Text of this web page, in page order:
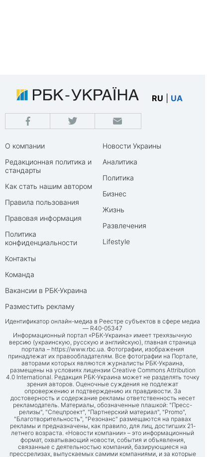
RU UA
О компании
Редакционная политика и
стандарты
Как стать нашим автором
Правила пользования
Правовая информация
Политика
конфиденциальности
Контакты
Команда
Вакансии в РБК-Украина
Разместить рекламу
Новости Украины
Аналитика
Политика
Бизнес
Жизнь
Развлечения
Lifestyle
Идентификатор онлайн-медиа в Реестре субъектов в сфере медиа
— R40-05347
Информационный портал «РБК-Украина» имеет трехязычную
версию (украинскую, русскую и английскую), главная страница
портала – https://www.rbc.ua. Фотографии, изображения
принадлежат их правообладателям. Все фотографии на Портале,
авторами которых являются журналисты РБК-Украина,
размещены на условиях лицензии Creative Commons Attribution
4.0 International. Редакция РБК-Украина может не разделять точку
зрения авторов. Оценочные суждения не подлежат
опровержению и подтверждению их правдивости. За
достоверность и содержание рекламы ответственность несет
рекламодатель. Материалы, обозначенные плашкой: "Пресс-
релизы", "Спецпроект", "Партнерский материал", "Promo",
"Благотворительность", "Резонанс" размещаются на правах
рекламы и предназначены, как правило, для лиц, достигших 21-
летнего возраста. «Новости компании» – это информационный
формат, охватывающий новости, события и объявления,
связанные с деятельностью компаний, базирующиеся на
прессрелизах, выпускаемых самими компаниями, и за которые